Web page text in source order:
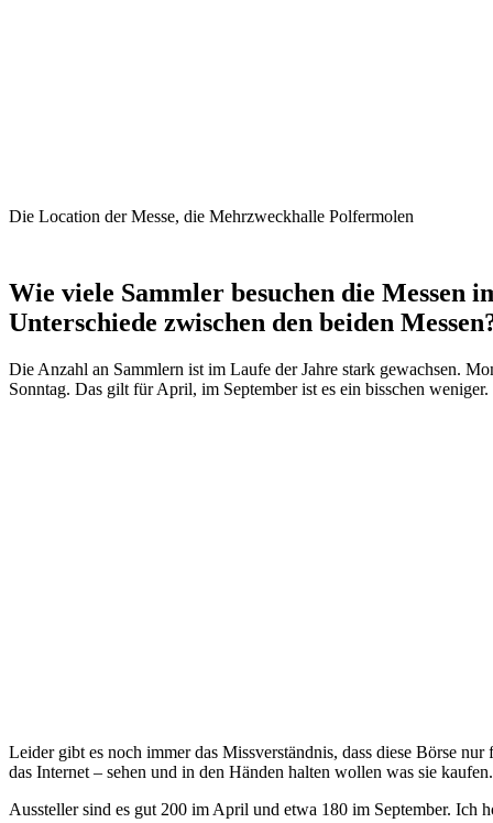
Die Location der Messe, die Mehrzweckhalle Polfermolen
Wie viele Sammler besuchen die Messen
Unterschiede zwischen den beiden
Die Anzahl an Sammlern ist im Laufe der Jahre stark gewachsen.
Sonntag. Das gilt für April, im September ist es ein bisschen weniger.
Leider gibt es noch immer das Missverständnis, dass diese Börse
das Internet – sehen und in den Händen halten wollen was sie kaufen.
Aussteller sind es gut 200 im April und etwa 180 im September. Ich